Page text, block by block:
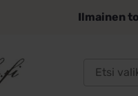
Ilmainen